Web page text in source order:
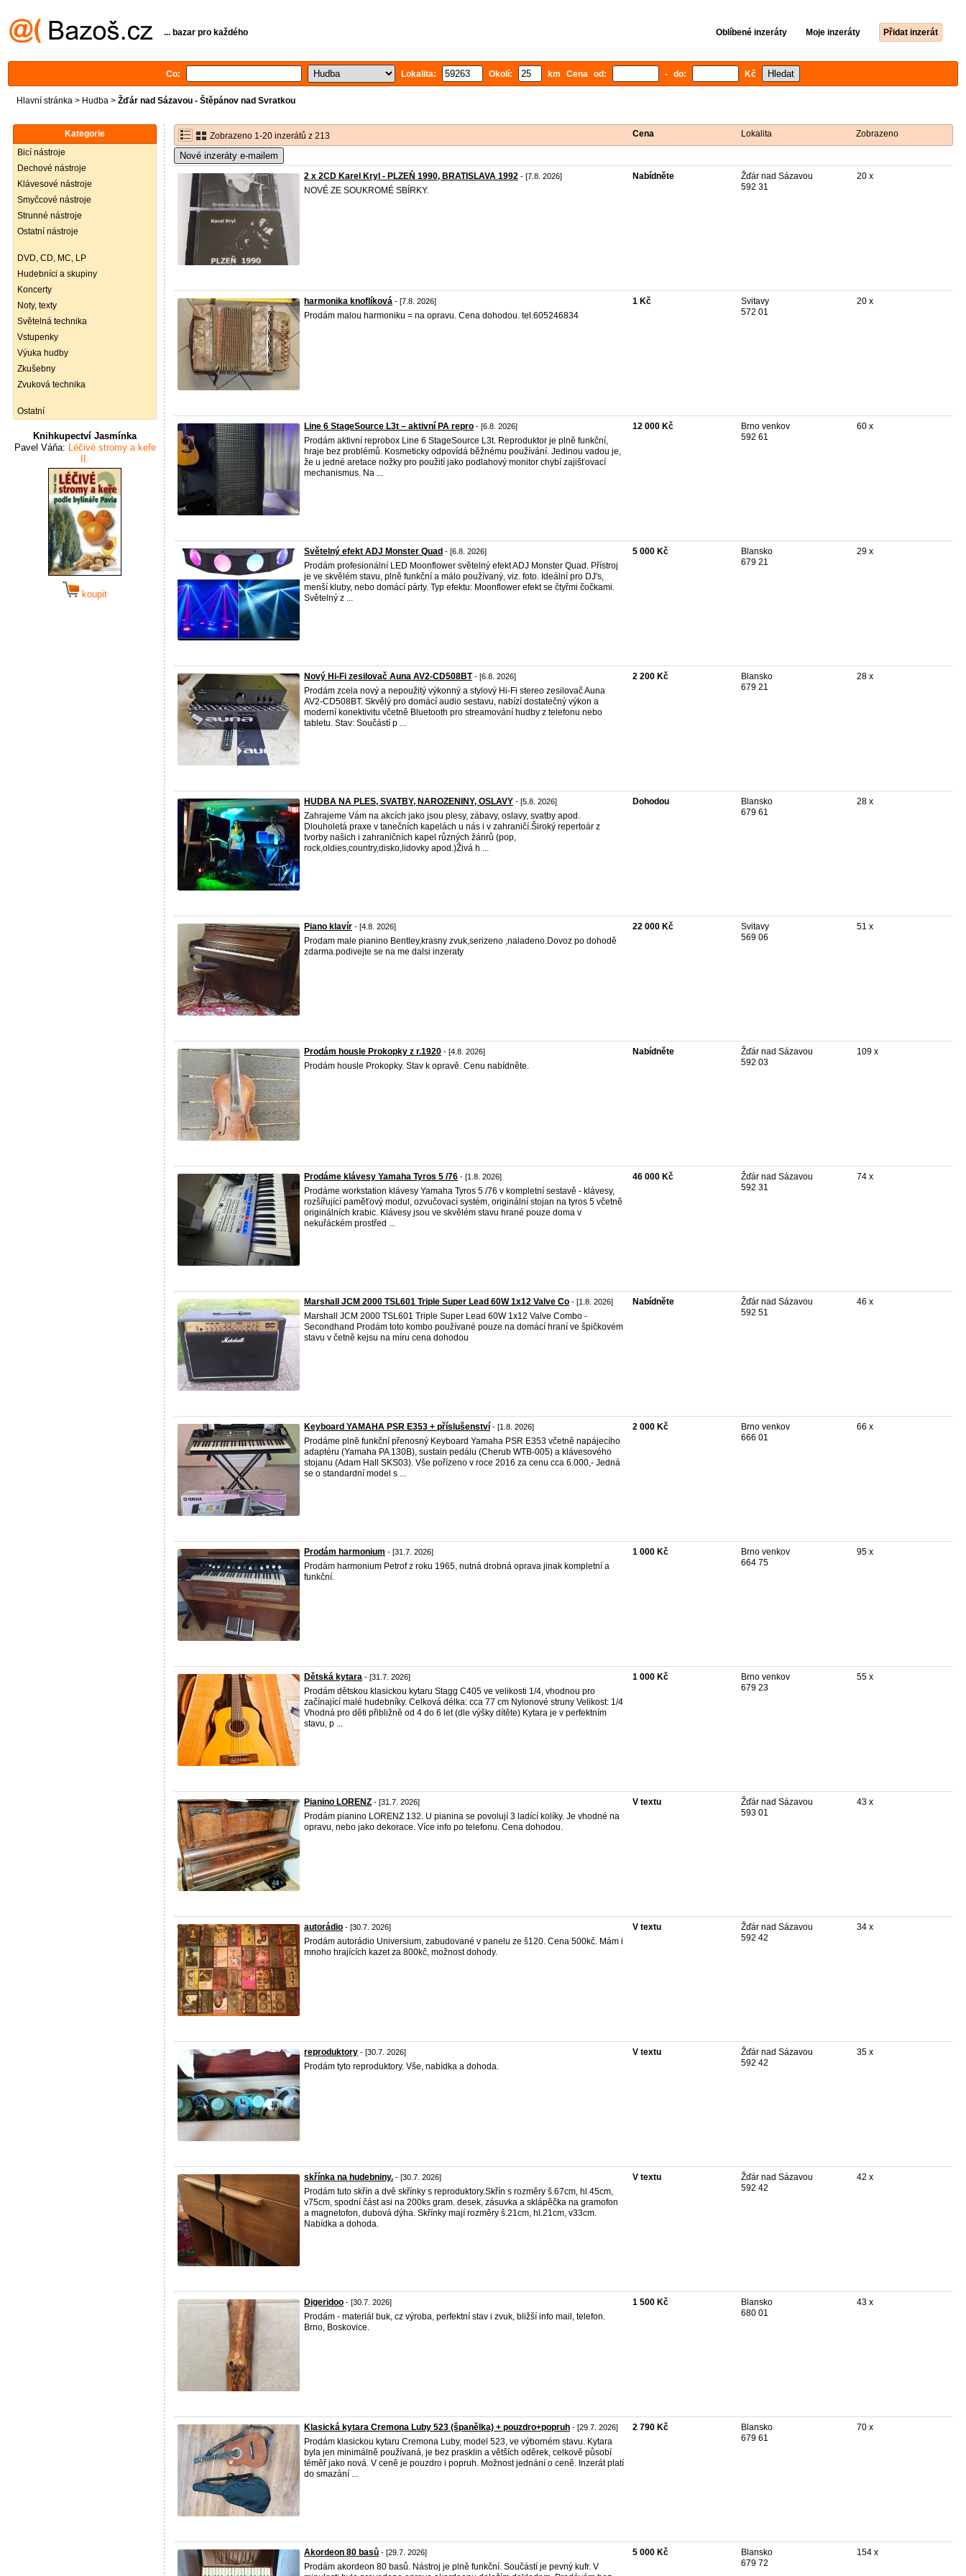
... bazar pro každého Oblíbené inzeráty Moje inzeráty Přidat inzerát
Co: Lokalita: Okolí: km Cena od: - do: Kč
Hlavní stránka > Hudba > Žďár nad Sázavou - Štěpánov nad Svratkou
Kategorie
Bicí nástroje
Dechové nástroje
Klávesové nástroje
Smyčcové nástroje
Strunné nástroje
Ostatní nástroje
DVD, CD, MC, LP
Hudebníci a skupiny
Koncerty
Noty, texty
Světelná technika
Vstupenky
Výuka hudby
Zkušebny
Zvuková technika
Ostatní
Knihkupectví Jasmínka
Pavel Váňa: Léčivé stromy a keře
II.
koupit
Zobrazeno 1-20 inzerátů z 213 Cena Lokalita Zobrazeno
Nové inzeráty e-mailem
2 x 2CD Karel Kryl - PLZEŇ 1990, BRATISLAVA 1992 - [7.8. 2026]
NOVÉ ZE SOUKROMÉ SBÍRKY.
Nabídněte
Žďár nad Sázavou
592 31
20 x
harmonika knoflíková - [7.8. 2026]
Prodám malou harmoniku = na opravu. Cena dohodou. tel.605246834
1 Kč
Svitavy
572 01
20 x
Line 6 StageSource L3t – aktivní PA repro - [6.8. 2026]
Prodám aktivní reprobox Line 6 StageSource L3t. Reproduktor je plně funkční,
hraje bez problémů. Kosmeticky odpovídá běžnému používání. Jedinou vadou je,
že u jedné aretace nožky pro použití jako podlahový monitor chybí zajišťovací
mechanismus. Na ...
12 000 Kč
Brno venkov
592 61
60 x
Světelný efekt ADJ Monster Quad - [6.8. 2026]
Prodám profesionální LED Moonflower světelný efekt ADJ Monster Quad. Přístroj
je ve skvělém stavu, plně funkční a málo používaný, viz. foto. Ideální pro DJ's,
menší kluby, nebo domácí párty. Typ efektu: Moonflower efekt se čtyřmi čočkami.
Světelný z ...
5 000 Kč
Blansko
679 21
29 x
Nový Hi-Fi zesilovač Auna AV2-CD508BT- [6.8. 2026]
Prodám zcela nový a nepoužitý výkonný a stylový Hi-Fi stereo zesilovač Auna
AV2-CD508BT. Skvělý pro domácí audio sestavu, nabízí dostatečný výkon a
moderní konektivitu včetně Bluetooth pro streamování hudby z telefonu nebo
tabletu. Stav: Součástí p ...
2 200 Kč
Blansko
679 21
28 x
HUDBA NA PLES, SVATBY, NAROZENINY, OSLAVY - [5.8. 2026]
Zahrajeme Vám na akcích jako jsou plesy, zábavy, oslavy, svatby apod.
Dlouholetá praxe v tanečních kapelách u nás i v zahraničí.Široký repertoár z
tvorby našich i zahraničních kapel různých žánrů (pop,
rock,oldies,country,disko,lidovky apod.)Živá h ...
Dohodou
Blansko
679 61
28 x
Piano klavír - [4.8. 2026]
Prodam male pianino Bentley,krasny zvuk,serizeno ,naladeno.Dovoz po dohodě
zdarma.podivejte se na me dalsi inzeraty
22 000 Kč
Svitavy
569 06
51 x
Prodám housle Prokopky z r.1920 - [4.8. 2026]
Prodám housle Prokopky. Stav k opravě. Cenu nabídněte.
Nabídněte
Žďár nad Sázavou
592 03
109 x
Prodáme klávesy Yamaha Tyros 5 /76 - [1.8. 2026]
Prodáme workstation klávesy Yamaha Tyros 5 /76 v kompletní sestavě - klávesy,
rozšířující paměťový modul, ozvučovací systém, originální stojan na tyros 5 včetně
originálních krabic. Klávesy jsou ve skvělém stavu hrané pouze doma v
nekuřáckém prostřed ...
46 000 Kč
Žďár nad Sázavou
592 31
74 x
Marshall JCM 2000 TSL601 Triple Super Lead 60W 1x12 Valve Co - [1.8. 2026]
Marshall JCM 2000 TSL601 Triple Super Lead 60W 1x12 Valve Combo -
Secondhand Prodám toto kombo používané pouze na domácí hraní ve špičkovém
stavu v četně kejsu na míru cena dohodou
Nabídněte
Žďár nad Sázavou
592 51
46 x
Keyboard YAMAHA PSR E353 + příslušenství - [1.8. 2026]
Prodáme plně funkční přenosný Keyboard Yamaha PSR E353 včetně napájecího
adaptéru (Yamaha PA 130B), sustain pedálu (Cherub WTB-005) a klávesového
stojanu (Adam Hall SKS03). Vše pořízeno v roce 2016 za cenu cca 6.000,- Jedná
se o standardní model s ...
2 000 Kč
Brno venkov
666 01
66 x
Prodám harmonium - [31.7. 2026]
Prodám harmonium Petrof z roku 1965, nutná drobná oprava jinak kompletní a
funkční.
1 000 Kč
Brno venkov
664 75
95 x
Dětská kytara - [31.7. 2026]
Prodám dětskou klasickou kytaru Stagg C405 ve velikosti 1/4, vhodnou pro
začínající malé hudebníky. Celková délka: cca 77 cm Nylonové struny Velikost: 1/4
Vhodná pro děti přibližně od 4 do 6 let (dle výšky dítěte) Kytara je v perfektním
stavu, p ...
1 000 Kč
Brno venkov
679 23
55 x
Pianino LORENZ - [31.7. 2026]
Prodám pianino LORENZ 132. U pianina se povolují 3 ladící kolíky. Je vhodné na
opravu, nebo jako dekorace. Více info po telefonu. Cena dohodou.
V textu
Žďár nad Sázavou
593 01
43 x
autorádio - [30.7. 2026]
Prodám autorádio Universium, zabudované v panelu ze š120. Cena 500kč. Mám i
mnoho hrajících kazet za 800kč, možnost dohody.
V textu
Žďár nad Sázavou
592 42
34 x
reproduktory - [30.7. 2026]
Prodám tyto reproduktory. Vše, nabídka a dohoda.
V textu
Žďár nad Sázavou
592 42
35 x
skřínka na hudebniny. - [30.7. 2026]
Prodám tuto skřín a dvě skřínky s reproduktory.Skřín s rozměry š.67cm, hl.45cm,
v75cm, spodní část asi na 200ks gram. desek, zásuvka a sklápěčka na gramofon
a magnetofon, dubová dýha. Skřínky mají rozměry š.21cm, hl.21cm, v33cm.
Nabídka a dohoda.
V textu
Žďár nad Sázavou
592 42
42 x
Digeridoo - [30.7. 2026]
Prodám - materiál buk, cz výroba, perfektní stav i zvuk, bližší info mail, telefon.
Brno, Boskovice.
1 500 Kč
Blansko
680 01
43 x
Klasická kytara Cremona Luby 523 (španělka) + pouzdro+popruh - [29.7. 2026]
Prodám klasickou kytaru Cremona Luby, model 523, ve výborném stavu. Kytara
byla jen minimálně používaná, je bez prasklin a větších oděrek, celkově působí
téměř jako nová. V ceně je pouzdro i popruh. Možnost jednání o ceně. Inzerát platí
do smazání ...
2 790 Kč
Blansko
679 61
70 x
Akordeon 80 basů - [29.7. 2026]
Prodám akordeon 80 basů. Nástroj je plně funkční. Součástí je pevný kufr. V
5 000 Kč
Blansko
679 72
154 x